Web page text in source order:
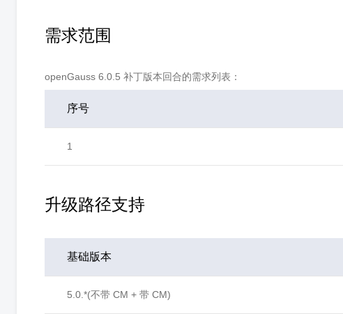
需求范围
openGauss 6.0.5 补丁版本回合的需求列表：
序号
1
升级路径支持
基础版本
5.0.*(不带 CM + 带 CM)